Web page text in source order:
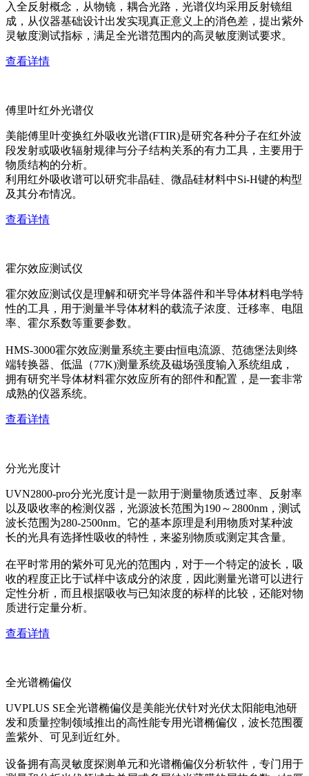
入全反射概念，从物镜，耦合光路，光谱仪均采用反射镜组
成，从仪器基础设计出发实现真正意义上的消色差，提出紫外
灵敏度测试指标，满足全光谱范围内的高灵敏度测试要求。
查看详情
傅里叶红外光谱仪
美能傅里叶变换红外吸收光谱(FTIR)是研究各种分子在红外波
段发射或吸收辐射规律与分子结构关系的有力工具，主要用于
物质结构的分析。
利用红外吸收谱可以研究非晶硅、微晶硅材料中Si-H键的构型
及其分布情况。
查看详情
霍尔效应测试仪
霍尔效应测试仪是理解和研究半导体器件和半导体材料电学特
性的工具，用于测量半导体材料的载流子浓度、迁移率、电阻
率、霍尔系数等重要参数。
HMS-3000霍尔效应测量系统主要由恒电流源、范德堡法则终
端转换器、低温（77K)测量系统及磁场强度输入系统组成，
拥有研究半导体材料霍尔效应所有的部件和配置，是一套非常
成熟的仪器系统。
查看详情
分光光度计
UVN2800-pro分光光度计是一款用于测量物质透过率、反射率
以及吸收率的检测仪器，光源波长范围为190～2800nm，测试
波长范围为280-2500nm。它的基本原理是利用物质对某种波
长的光具有选择性吸收的特性，来鉴别物质或测定其含量。
在平时常用的紫外可见光的范围内，对于一个特定的波长，吸
收的程度正比于试样中该成分的浓度，因此测量光谱可以进行
定性分析，而且根据吸收与已知浓度的标样的比较，还能对物
质进行定量分析。
查看详情
全光谱椭偏仪
UVPLUS SE全光谱椭偏仪是美能光伏针对光伏太阳能电池研
发和质量控制领域推出的高性能专用光谱椭偏仪，波长范围覆
盖紫外、可见到近红外。
设备拥有高灵敏度探测单元和光谱椭偏仪分析软件，专门用于